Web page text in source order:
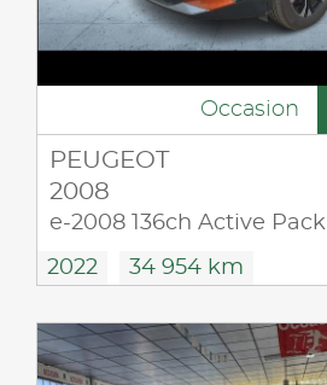
Occasion
PEUGEOT
2008
e-2008 136ch Active Pack
2022 34 954 km